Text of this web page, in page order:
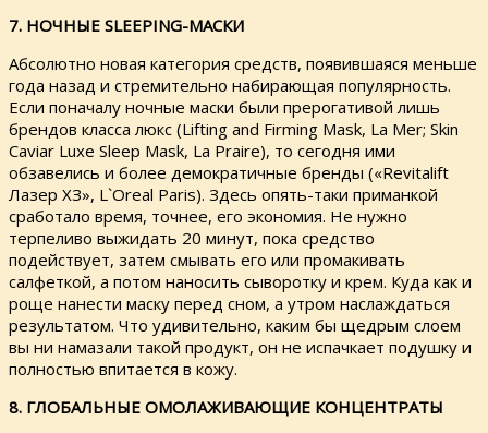
7. НОЧНЫЕ SLEEPING-МАСКИ
Абсолютно новая категория средств, появившаяся меньше
года назад и стремительно набирающая популярность.
Если поначалу ночные маски были прерогативой лишь
брендов класса люкс (Lifting and Firming Mask, La Mer; Skin
Caviar Luxe Sleep Mask, La Praire), то сегодня ими
обзавелись и более демократичные бренды («Revitalift
Лазер ХЗ», L`Oreal Paris). Здесь опять-таки приманкой
сработало время, точнее, его экономия. Не нужно
терпеливо выжидать 20 минут, пока средство
подействует, затем смывать его или промакивать
салфеткой, а потом наносить сыворотку и крем. Куда как и
роще нанести маску перед сном, а утром наслаждаться
результатом. Что удивительно, каким бы щедрым слоем
вы ни намазали такой продукт, он не испачкает подушку и
полностью впитается в кожу.
8. ГЛОБАЛЬНЫЕ ОМОЛАЖИВАЮЩИЕ КОНЦЕНТРАТЫ